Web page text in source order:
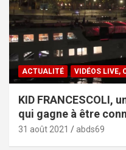
ACTUALITÉ VIDÉOS LIVE,
KID FRANCESCOLI,
qui gagne à être
31 août 2021 abds69